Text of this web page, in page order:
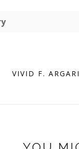
VIVID F.